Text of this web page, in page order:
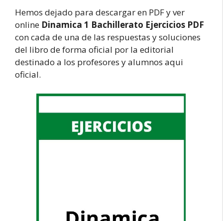
Hemos dejado para descargar en PDF y ver
online Dinamica 1 Bachillerato Ejercicios PDF
con cada de una de las respuestas y soluciones
del libro de forma oficial por la editorial
destinado a los profesores y alumnos aqui
oficial.